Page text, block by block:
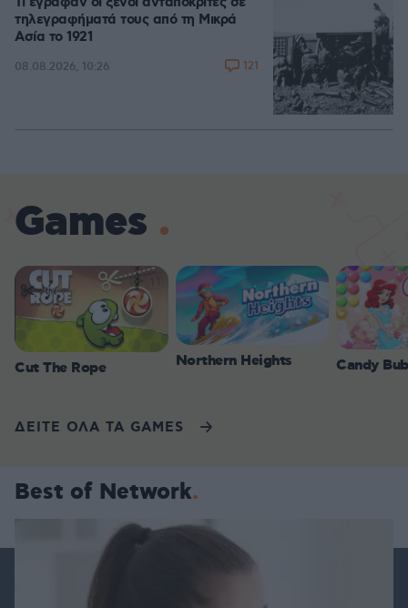
τηλεγραφήματά τους από τη Μικρά
Ασία το 1921
08.08.2026, 10:26 121
Games
Cut The Rope Northern Heights Candy
ΔΕΙΤΕ ΟΛΑ ΤΑ GAMES
Best of Network